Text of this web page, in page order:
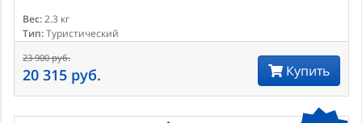
Вес:2.3 кг
Тип:Туристический
23 900 руб.
20 315 руб. Купить